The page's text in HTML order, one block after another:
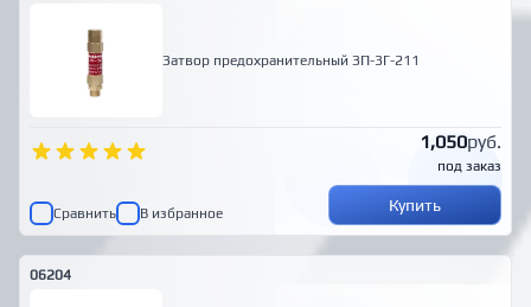
Затвор предохранительный ЗП-3Г-211
1,050руб.
под заказ
Сравнить В избранное Купить
06204